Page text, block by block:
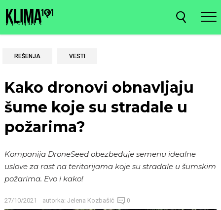
REŠENJA VESTI
Kako dronovi obnavljaju
šume koje su stradale u
požarima?
Kompanija DroneSeed obezbeđuje semenu idealne
uslove za rast na teritorijama koje su stradale u šumskim
požarima. Evo i kako!
27/10/2021 autorka: Jelena Kozbašić 0